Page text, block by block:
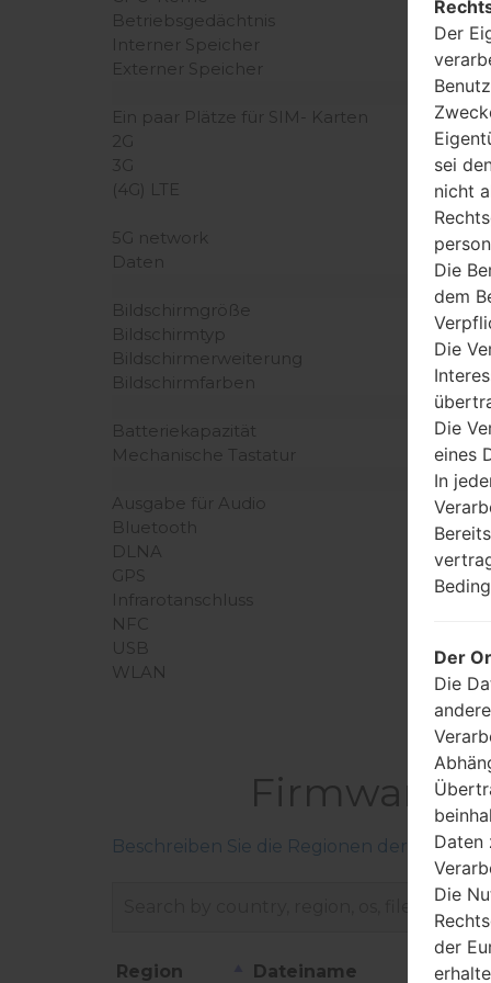
Betriebsgedächtnis
Interner Speicher
Externer Speicher
Ein paar Plätze für SIM- Karten
2G
3G
(4G) LTE
5G network
Daten
Bildschirmgröße
Bildschirmtyp
Bildschirmerweiterung
Bildschirmfarben
Batteriekapazität
Mechanische Tastatur
Ausgabe für Audio
Bluetooth
DLNA
GPS
Infrarotanschluss
NFC
USB
WLAN
Firmware
Beschreiben Sie die Regionen der LG-
Region Dateiname
Der
sei
nicht
Die
dem
Die
Die
eines
In
Der
Die
Daten
Die
der